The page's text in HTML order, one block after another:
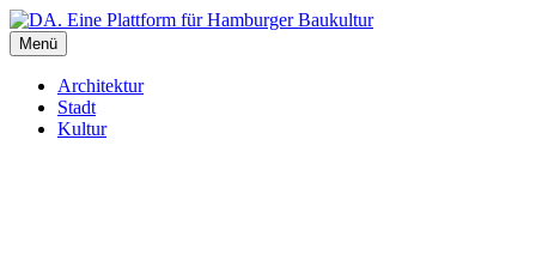
Inhalte
überspringen
DA. Eine Plattform für Hamburger Baukultur
Menü
Architektur
Stadt
Kultur